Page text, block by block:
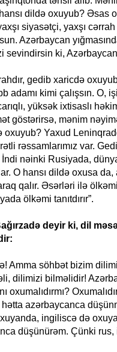
hansı dildə oxuyub? Əsas
siyasətçi, yaxşı
Azərbaycan
sevindirsin ki,
gedib xaricdə
adamı kimi çalışsın. O,
yüksək ixtisaslı
göstərirsə, mənim
oxuyub? Yaxud
rəssamlarımız var.
nəinki Rusiyada,
O hansı dildə oxusa da,
qalır. Əsərləri ilə
ölkəmi tanıtdırır”.
deyir ki, dil
Amma söhbət bizim
dilimizi bilməlidir!
oxumalıdırmı?
azərbaycanca
ingiliscə də
düşünürəm. Çünki